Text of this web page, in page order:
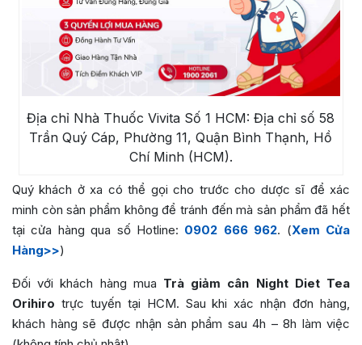
Địa chỉ Nhà Thuốc Vivita Số 1 HCM: Địa chỉ số 58
Trần Quý Cáp, Phường 11, Quận Bình Thạnh, Hồ
Chí Minh (HCM).
Quý khách ở xa có thể gọi cho trước cho dược sĩ để xác
minh còn sản phẩm không để tránh đến mà sản phẩm đã hết
tại cửa hàng qua số Hotline: 0902 666 962. (Xem Cửa
Hàng>>)
Đối với khách hàng mua Trà giảm cân Night Diet Tea
Orihiro trực tuyến tại HCM. Sau khi xác nhận đơn hàng,
khách hàng sẽ được nhận sản phẩm sau 4h – 8h làm việc